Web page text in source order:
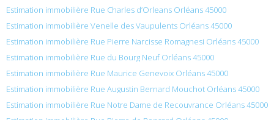
Estimation immobilière Rue Charles d’Orleans Orléans 45000
Estimation immobilière Venelle des Vaupulents Orléans 45000
Estimation immobilière Rue Pierre Narcisse Romagnesi Orléans 45000
Estimation immobilière Rue du Bourg Neuf Orléans 45000
Estimation immobilière Rue Maurice Genevoix Orléans 45000
Estimation immobilière Rue Augustin Bernard Mouchot Orléans 45000
Estimation immobilière Rue Notre Dame de Recouvrance Orléans 45000